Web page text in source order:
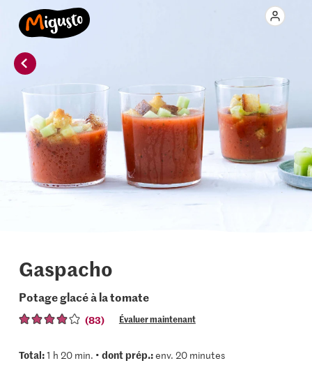
Gaspacho
Potage glacé à la tomate
(83) Évaluer maintenant
Total:1 h 20 min. • dont prép.:env. 20 minutes